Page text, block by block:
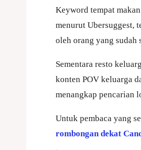
Keyword tempat
menurut
oleh orang yang sudah
Sementara resto
konten POV keluarga
menangkap pencarian
Untuk pembaca yang
rombongan dekat